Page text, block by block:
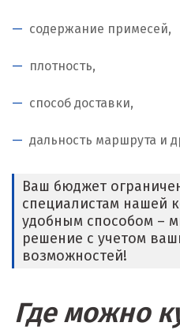
содержание примесей,
плотность,
способ доставки,
дальность маршрута и
Ваш бюджет
специалистам нашей
удобным способом –
решение с учетом
возможностей!
Где можно